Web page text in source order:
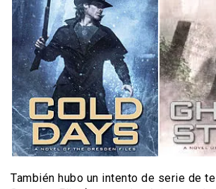
También hubo un intento de serie de